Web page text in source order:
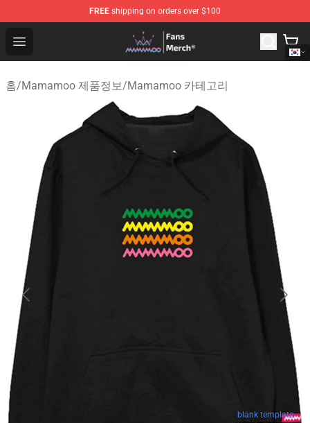
FREE shipping on orders over $100
Open menu
Mamamoo Store - Official Mamamoo Merchandise Shop
홈/Mamamoo 제품정보/Mamamoo 카테고리
blank template